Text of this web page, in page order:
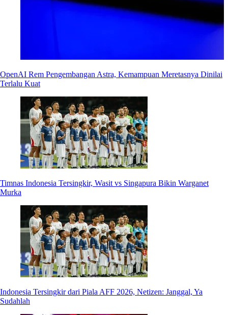
OpenAI Rem Pengembangan Astra, Kemampuan Meretasnya Dinilai
Terlalu Kuat
Timnas Indonesia Tersingkir, Wasit vs Singapura Bikin Warganet
Murka
Indonesia Tersingkir dari Piala AFF 2026, Netizen: Janggal, Ya
Sudahlah